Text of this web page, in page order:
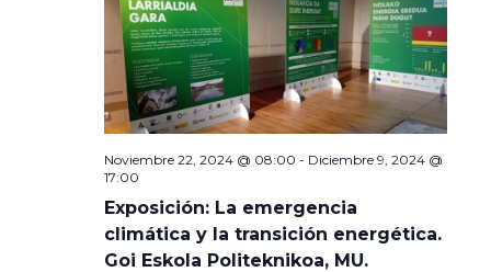
Noviembre 22, 2024 @ 08:00 - Diciembre 9, 2024 @
17:00
Exposición: La emergencia
climática y la transición energética.
Goi Eskola Politeknikoa, MU.